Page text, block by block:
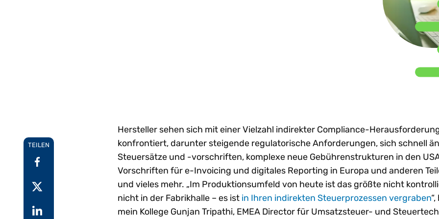
Steuertrends
Technologie-
treiben
in ganz
TEILEN
Hersteller sehen sich mit einer Vielzahl indirekter Compliance-
konfrontiert, darunter steigende regulatorische Anforderungen, sich schnell
Steuersätze und -vorschriften, komplexe neue Gebührenstrukturen in den
Vorschriften für e-Invoicing und digitales Reporting in Europa und anderen
und vieles mehr. „Im Produktionsumfeld von heute ist das größte nicht
nicht in der Fabrikhalle – es ist in Ihren indirekten Steuerprozessen vergraben
mein Kollege Gunjan Tripathi, EMEA Director für Umsatzsteuer- und